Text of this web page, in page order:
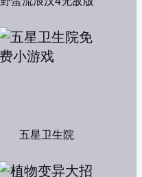
五星卫生院